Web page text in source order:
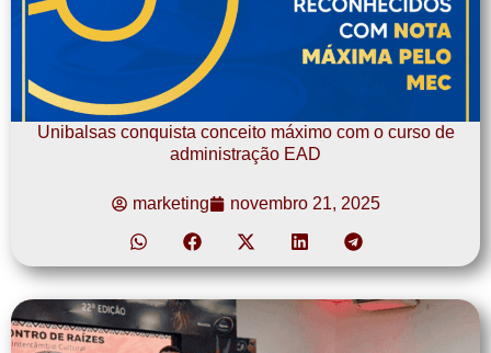
Unibalsas conquista conceito máximo com o curso de
administração EAD
marketing novembro 21, 2025